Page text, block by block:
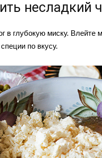
несладкий
в глубокую миску. Влейте
по вкусу.